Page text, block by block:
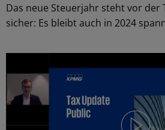
Das neue Steuerjahr steht vor der
sicher: Es bleibt auch in 2024